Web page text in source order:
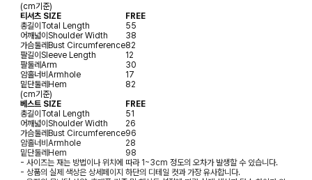
(cm기준)
티셔츠 SIZE
FREE
총길이 Total Length
55
어깨넓이 Shoulder Width
38
가슴둘레 Bust Circumference82
팔길이 Sleeve Length
12
팔둘레 Arm
30
암홀너비 Armhole
17
밑단둘레 Hem
82
(cm기준)
베스트 SIZE
FREE
총길이 Total Length
51
어깨넓이 Shoulder Width
26
가슴둘레 Bust Circumference96
암홀너비 Armhole
28
밑단둘레 Hem
98
- 사이즈는 재는 방법이나 위치에 따라 1~3cm 정도의 오차가 발생할 수 있습니다.
- 상품의 실제 색상은 상세페이지 하단의 디테일 컷과 가장 유사합니다.